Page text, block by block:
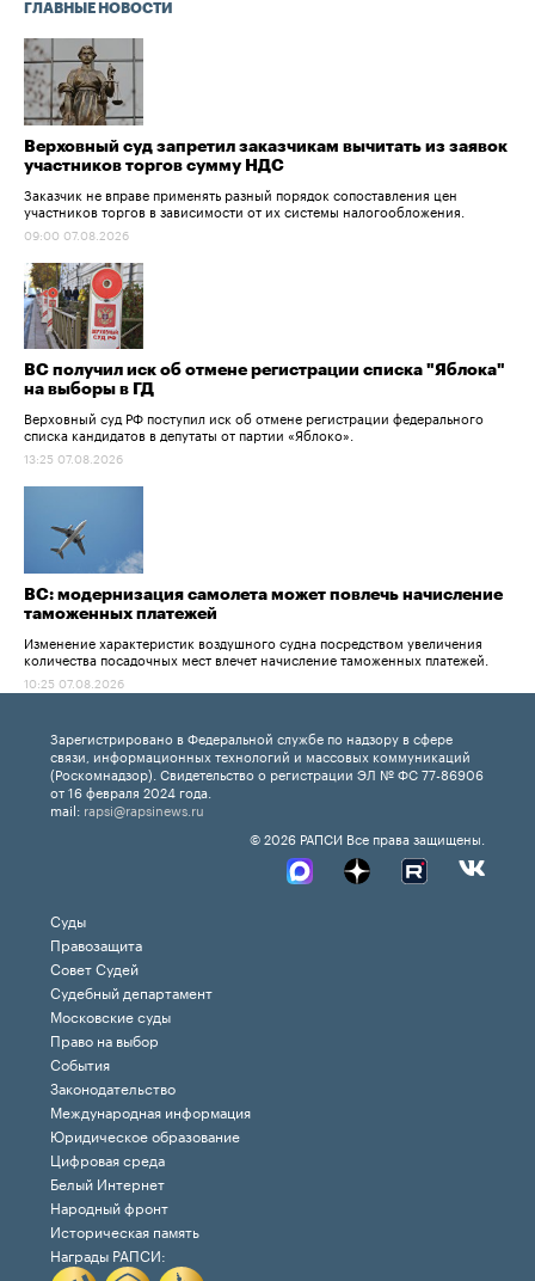
ГЛАВНЫЕ НОВОСТИ
Верховный суд запретил заказчикам вычитать из заявок
участников торгов сумму НДС
Заказчик не вправе применять разный порядок сопоставления цен
участников торгов в зависимости от их системы налогообложения.
09:00 07.08.2026
ВС получил иск об отмене регистрации списка "Яблока"
на выборы в ГД
Верховный суд РФ поступил иск об отмене регистрации федерального
списка кандидатов в депутаты от партии «Яблоко».
13:25 07.08.2026
ВС: модернизация самолета может повлечь начисление
таможенных платежей
Изменение характеристик воздушного судна посредством увеличения
количества посадочных мест влечет начисление таможенных платежей.
10:25 07.08.2026
Зарегистрировано в Федеральной службе по надзору в сфере
связи, информационных технологий и массовых коммуникаций
(Роскомнадзор). Свидетельство о регистрации ЭЛ № ФС 77-86906
от 16 февраля 2024 года.
mail: rapsi@rapsinews.ru
© 2026 РАПСИ Все права защищены.
Суды
Правозащита
Совет Судей
Судебный департамент
Московские суды
Право на выбор
События
Законодательство
Международная информация
Юридическое образование
Цифровая среда
Белый Интернет
Народный фронт
Историческая память
Награды РАПСИ: